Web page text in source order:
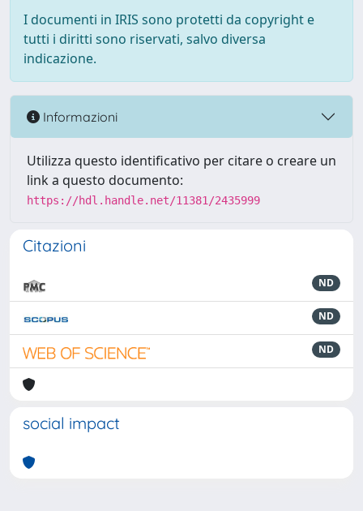
I documenti in IRIS sono protetti da copyright e
tutti i diritti sono riservati, salvo diversa
indicazione.
Informazioni
Utilizza questo identificativo per citare o creare un
link a questo documento:
https://hdl.handle.net/11381/2435999
Citazioni
ND
ND
ND
social impact